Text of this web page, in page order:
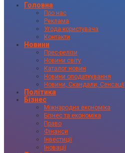
Головна
Про нас
Реклама
Угода користувача
Контакти
Новини
Прес-релізи
Новини світу
Каталог новин
Новини оподаткування
Новини, Скандали, Сенсації
Політика
Бізнес
Міжнародна економіка
Бізнес та економіка
Право
Фінанси
Інвестиції
Іновації